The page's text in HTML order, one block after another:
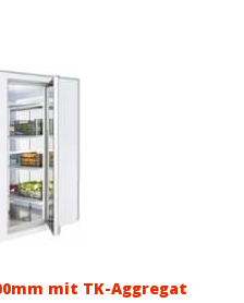
mit TK-Aggregat